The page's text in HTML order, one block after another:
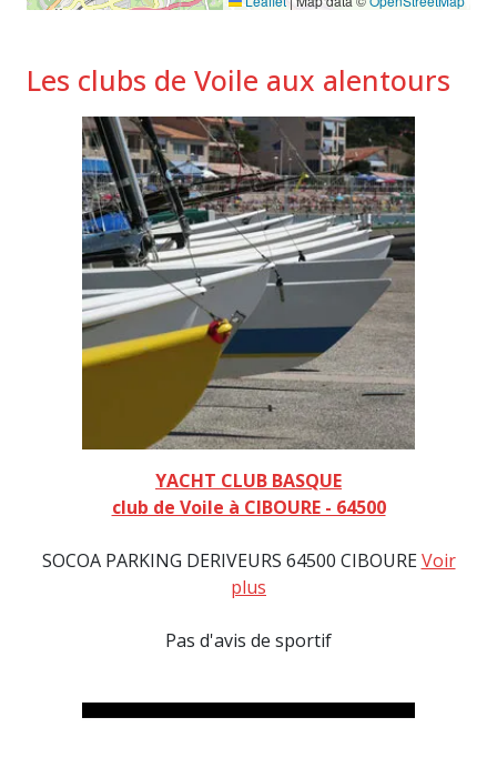
Les clubs de Voile aux alentours
YACHT CLUB BASQUE
club de Voile à CIBOURE - 64500
SOCOA PARKING DERIVEURS 64500 CIBOUREVoir
plus
Pas d'avis de sportif